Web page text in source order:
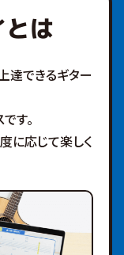
は
達できるギター
す。
に応じて楽しく